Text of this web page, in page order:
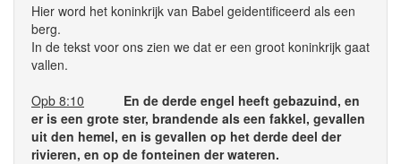
Hier word het koninkrijk van Babel geidentificeerd als een
berg.
In de tekst voor ons zien we dat er een groot koninkrijk gaat
vallen.
Opb 8:10
En de derde engel heeft gebazuind, en
er is een grote ster, brandende als een fakkel, gevallen
uit den hemel, en is gevallen op het derde deel der
rivieren, en op de fonteinen der wateren.